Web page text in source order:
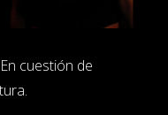
cuestión de